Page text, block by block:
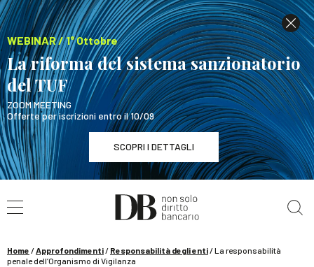
WEBINAR / 1° Ottobre
La riforma del sistema sanzionatorio
del TUF
ZOOM MEETING
Offerte per iscrizioni entro il 10/09
SCOPRI I DETTAGLI
WEBINAR / 1° Ottobre
La riforma del sistema sanzionatorio del TUF
Home /Approfondimenti/ Responsabilità degli enti/La responsabilità
penale dell’Organismo di Vigilanza